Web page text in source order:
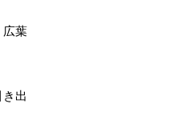
広葉
出